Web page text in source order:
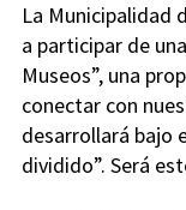
La Municipalidad
a participar de
Museos”, una
conectar con
desarrollará bajo
dividido”. Será